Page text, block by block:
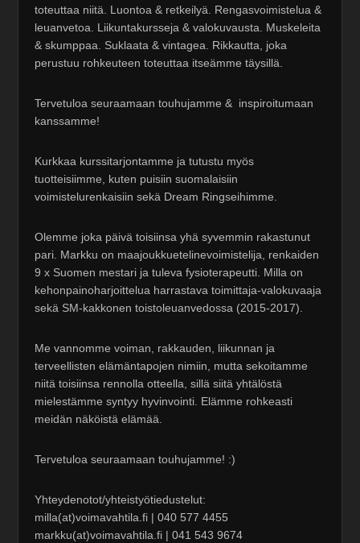
toteuttaa niitä. Luontoa & retkeilyä. Rengasvoimistelua &
leuanvetoa. Liikuntakursseja & valokuvausta. Muskeleita
& skumppaa. Suklaata & vintagea. Rikkautta, joka
perustuu rohkeuteen toteuttaa itseämme täysillä.
Tervetuloa seuraamaan touhujamme & inspiroitumaan
kanssamme!
Kurkkaa kurssitarjontamme ja tutustu myös
tuotteisiimme, kuten puisiin suomalaisiin
voimistelurenkaisiin sekä Dream Ringseihimme.
Olemme joka päivä toisiinsa yhä syvemmin rakastunut
pari. Markku on maajoukkuetelinevoimistelija, renkaiden
9 x Suomen mestari ja tuleva fysioterapeutti. Milla on
kehonpainoharjoittelua harrastava toimittaja-valokuvaaja
sekä SM-kakkonen toistoleuanvedossa (2015-2017).
Me vannomme voiman, rakkauden, liikunnan ja
terveellisten elämäntapojen nimiin, mutta sekoitamme
niitä toisiinsa rennolla otteella, sillä siitä yhtälöstä
mielestämme syntyy hyvinvointi. Elämme rohkeasti
meidän näköistä elämää.
Tervetuloa seuraamaan touhujamme! :)
Yhteydenotot/yhteistyötiedustelut:
milla(at)voimavahtila.fi | 040 577 4455
markku(at)voimavahtila.fi | 041 543 9674